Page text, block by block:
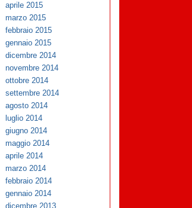
aprile 2015
marzo 2015
febbraio 2015
gennaio 2015
dicembre 2014
novembre 2014
ottobre 2014
settembre 2014
agosto 2014
luglio 2014
giugno 2014
maggio 2014
aprile 2014
marzo 2014
febbraio 2014
gennaio 2014
dicembre 2013